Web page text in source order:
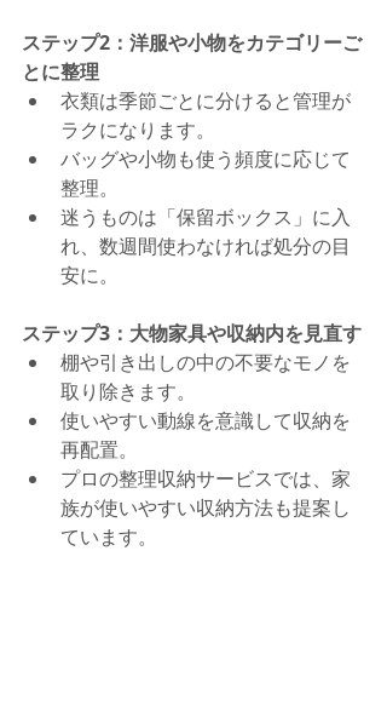
ステップ2：洋服や小物をカテゴリーご
とに整理
衣類は季節ごとに分けると管理が
ラクになります。
バッグや小物も使う頻度に応じて
整理。
迷うものは「保留ボックス」に入
れ、数週間使わなければ処分の目
安に。
ステップ3：大物家具や収納内を見直す
棚や引き出しの中の不要なモノを
取り除きます。
使いやすい動線を意識して収納を
再配置。
プロの整理収納サービスでは、家
族が使いやすい収納方法も提案し
ています。